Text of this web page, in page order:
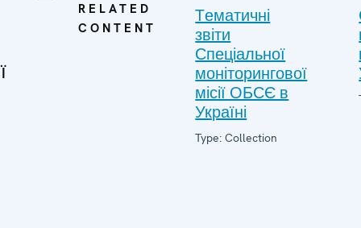
RELATED
CONTENT
Tематичні
звіти
Спеціальної
моніторингової
місії ОБСЄ в
Україні
Type: Collection